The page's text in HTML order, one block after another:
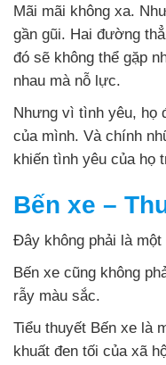
Mãi mãi không xa.
gần gũi. Hai đường
đó sẽ không thể gặp
nhau mà nỗ lực.
Nhưng vì tình yêu, họ
của mình. Và chính
khiến tình yêu của họ
Bến xe –
Đây không phải là
Bến xe cũng không
rẫy màu sắc.
Tiểu thuyết Bến xe là
khuất đen tối của xã